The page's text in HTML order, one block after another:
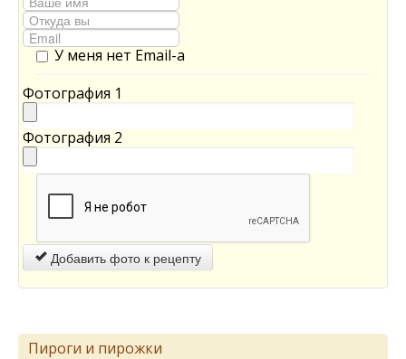
У меня нет Email-а
Фотография 1
Фотография 2
Добавить фото к рецепту
Пироги и пирожки